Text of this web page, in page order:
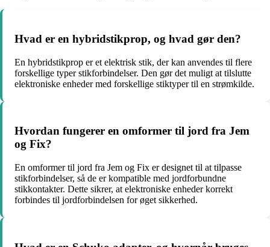
Hvad er en hybridstikprop, og hvad gør den?
En hybridstikprop er et elektrisk stik, der kan anvendes til flere
forskellige typer stikforbindelser. Den gør det muligt at tilslutte
elektroniske enheder med forskellige stiktyper til en strømkilde.
Hvordan fungerer en omformer til jord fra Jem
og Fix?
En omformer til jord fra Jem og Fix er designet til at tilpasse
stikforbindelser, så de er kompatible med jordforbundne
stikkontakter. Dette sikrer, at elektroniske enheder korrekt
forbindes til jordforbindelsen for øget sikkerhed.